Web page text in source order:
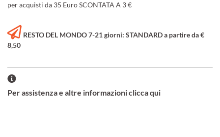
per acquisti da 35 Euro SCONTATA A 3 €
RESTO DEL MONDO 7-21 giorni: STANDARD a partire da €
8,50
Per assistenza e altre informazioni clicca qui